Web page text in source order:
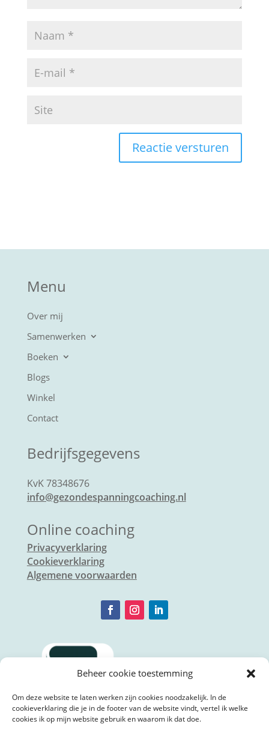
Beheer cookie toestemming
Om deze website te laten werken zijn cookies noodzakelijk. In de
cookieverklaring die je in de footer van de website vindt, vertel ik welke
cookies ik op mijn website gebruik en waarom ik dat doe.
Reactie versturen
Menu
Over mij
Samenwerken
Boeken
Blogs
Winkel
Contact
Bedrijfsgegevens
KvK 78348676
info@gezondespanningcoaching.nl
Online coaching
Privacyverklaring
Cookieverklaring
Algemene voorwaarden